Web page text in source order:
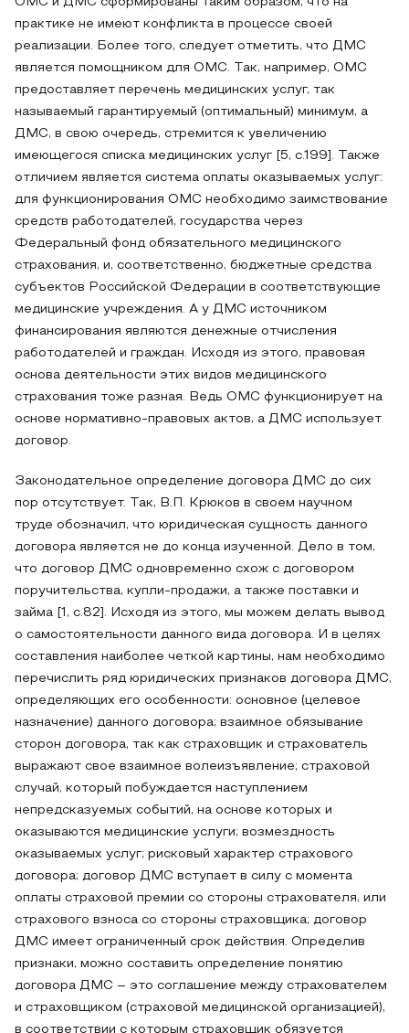
практике не имеют конфликта в процессе своей
реализации. Более того, следует отметить, что ДМС
является помощником для ОМС. Так, например, ОМС
предоставляет перечень медицинских услуг, так
называемый гарантируемый (оптимальный) минимум, а
ДМС, в свою очередь, стремится к увеличению
имеющегося списка медицинских услуг [5, с.199]. Также
отличием является система оплаты оказываемых услуг:
для функционирования ОМС необходимо заимствование
средств работодателей, государства через
Федеральный фонд обязательного медицинского
страхования, и, соответственно, бюджетные средства
субъектов Российской Федерации в соответствующие
медицинские учреждения. А у ДМС источником
финансирования являются денежные отчисления
работодателей и граждан. Исходя из этого, правовая
основа деятельности этих видов медицинского
страхования тоже разная. Ведь ОМС функционирует на
основе нормативно-правовых актов, а ДМС использует
договор.
Законодательное определение договора ДМС до сих
пор отсутствует. Так, В.П. Крюков в своем научном
труде обозначил, что юридическая сущность данного
договора является не до конца изученной. Дело в том,
что договор ДМС одновременно схож с договором
поручительства, купли-продажи, а также поставки и
займа [1, с.82]. Исходя из этого, мы можем делать вывод
о самостоятельности данного вида договора. И в целях
составления наиболее четкой картины, нам необходимо
перечислить ряд юридических признаков договора ДМС,
определяющих его особенности: основное (целевое
назначение) данного договора; взаимное обязывание
сторон договора, так как страховщик и страхователь
выражают свое взаимное волеизъявление; страховой
случай, который побуждается наступлением
непредсказуемых событий, на основе которых и
оказываются медицинские услуги; возмездность
оказываемых услуг; рисковый характер страхового
договора; договор ДМС вступает в силу с момента
оплаты страховой премии со стороны страхователя, или
страхового взноса со стороны страховщика; договор
ДМС имеет ограниченный срок действия. Определив
признаки, можно составить определение понятию
договора ДМС – это соглашение между страхователем
и страховщиком (страховой медицинской организацией),
в соответствии с которым страховщик обязуется